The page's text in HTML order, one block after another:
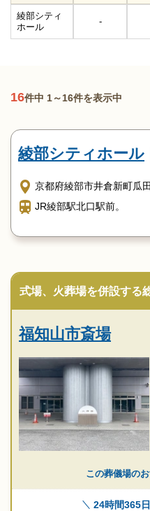
綾部シティ
ホール
-
16件中 1～16件を表示中
綾部シティホール
京都府綾部市井倉新町瓜
JR綾部駅北口駅前。
式場、火葬場を併設する
福知山市斎場
この葬儀場の
24時間365